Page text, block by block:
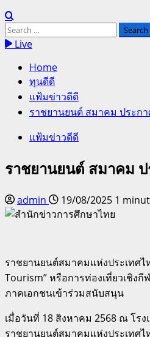
Search
for:Live
Home
ทุนดีดี
แฟ้มข่าวดีดี
ราชยานยนต์ สมาคม ประกา
แฟ้มข่าวดีดี
ราชยานยนต์ สมาคม ป
admin 19/08/2025 1
ราชยานยนต์สมาคมแห่งประเทศ
Tourism” หรือการท่องเที่ยวเชิง
ภาคเอกชนเข้าร่วมสนับสนุน
เมื่อวันที่ 18 สิงหาคม 2568 ณ โร
ราชยานยนต์สมาคมแห่งประเทศ